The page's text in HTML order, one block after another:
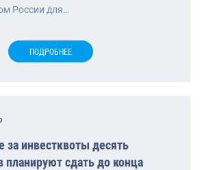
России для…
ПОДРОБНЕЕ
за инвестквоты десять
планируют сдать до конца